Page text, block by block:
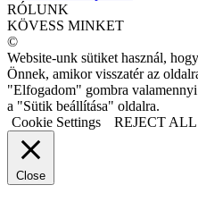
RÓLUNK
KÖVESS MINKET
©
Website-unk sütiket használ,
Önnek, amikor visszatér az
"Elfogadom" gombra
a "Sütik beállítása" oldalra.
Cookie Settings
REJECT ALL
Close